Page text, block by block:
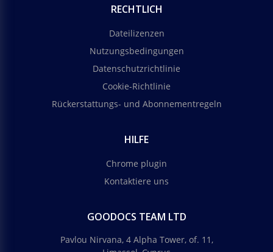
RECHTLICH
Dateilizenzen
Nutzungsbedingungen
Datenschutzrichtlinie
Cookie-Richtlinie
Rückerstattungs- und Abonnementregeln
HILFE
Chrome plugin
Kontaktiere uns
GOODOCS TEAM LTD
Pavlou Nirvana, 4 Alpha Tower, of. 11,